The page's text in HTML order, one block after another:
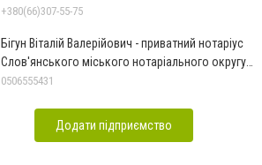
+380(66)307-55-75
Бігун Віталій Валерійович - приватний нотаріус
Слов'янського міського нотаріального округу
Дон.обл.
0506555431
Додати підприємство